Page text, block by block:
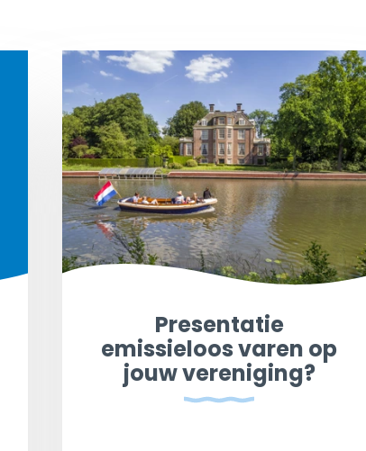
Presentatie
emissieloos varen op
jouw vereniging?